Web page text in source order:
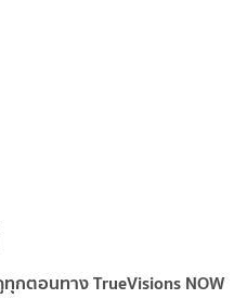
กตอนทาง TrueVisions NOW